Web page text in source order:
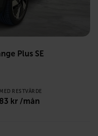
Plus SE
RESTVÄRDE
kr /mån